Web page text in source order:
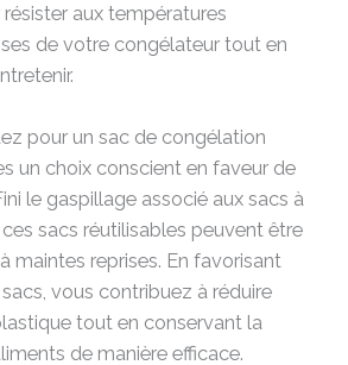
aux températures
de votre congélateur tout en
pour un sac de congélation
un choix conscient en faveur de
le gaspillage associé aux sacs à
sacs réutilisables peuvent être
maintes reprises. En favorisant
sacs, vous contribuez à réduire
tout en conservant la
de manière efficace.